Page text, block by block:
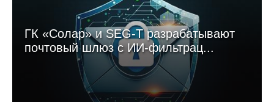
ГК «Солар» и SEG-T разрабатывают
почтовый шлюз с ИИ-фильтрац...